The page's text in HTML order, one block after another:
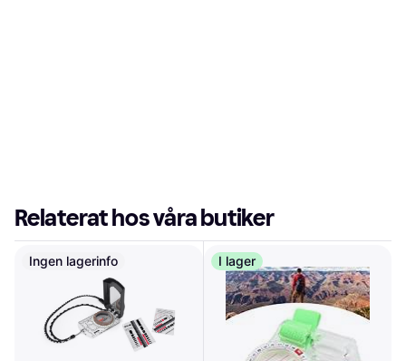
Relaterat hos våra butiker
Ingen lagerinfo I lager